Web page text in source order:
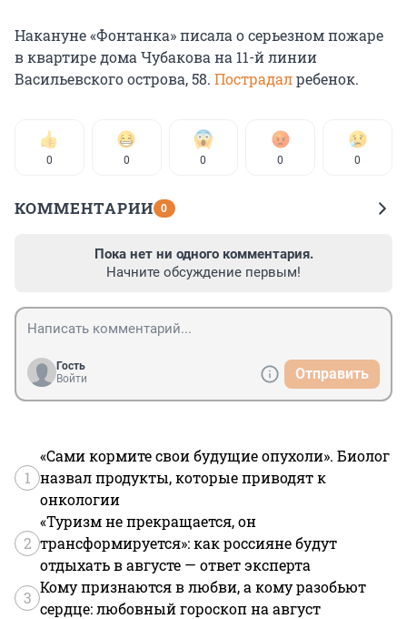
Накануне «Фонтанка» писала о серьезном пожаре
в квартире дома Чубакова на 11-й линии
Васильевского острова, 58. Пострадалребенок.
0 0 0 0 0
КОММЕНТАРИИ 0
Пока нет ни одного комментария.
Начните обсуждение первым!
Гость
Войти
Отправить
1
«Сами кормите свои будущие опухоли». Биолог
назвал продукты, которые приводят к
онкологии
2
«Туризм не прекращается, он
трансформируется»: как россияне будут
отдыхать в августе — ответ эксперта
3
Кому признаются в любви, а кому разобьют
сердце: любовный гороскоп на август